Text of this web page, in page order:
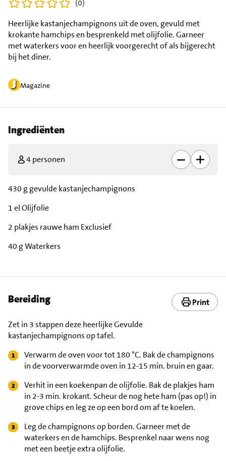
Magazine
Heerlijke kastanjechampignons uit de oven, gevuld met
krokante hamchips en besprenkeld met olijfolie. Garneer
met waterkers voor en heerlijk voorgerecht of als bijgerecht
bij het diner.
(0)
Ingrediënten
4 personen
430 g gevulde kastanjechampignons
1 el Olijfolie
2 plakjes rauwe ham Exclusief
40 g Waterkers
Bereiding Print
Zet in 3 stappen deze heerlijke Gevulde
kastanjechampignons op tafel.
Verwarm de oven voor tot 180 °C. Bak de champignons
in de voorverwarmde oven in 12-15 min. bruin en gaar.
Verhit in een koekenpan de olijfolie. Bak de plakjes ham
in 2-3 min. krokant. Scheur de nog hete ham (pas op!) in
grove chips en leg ze op een bord om af te koelen.
Leg de champignons op borden. Garneer met de
waterkers en de hamchips. Besprenkel naar wens nog
met een beetje extra olijfolie.